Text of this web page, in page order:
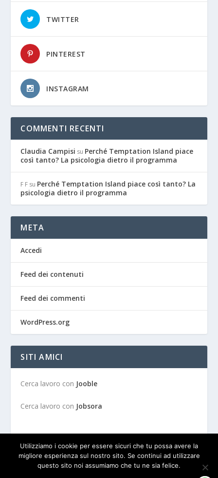
TWITTER
PINTEREST
INSTAGRAM
COMMENTI RECENTI
Claudia Campisi su Perché Temptation Island piace
così tanto? La psicologia dietro il programma
F F su Perché Temptation Island piace così tanto? La
psicologia dietro il programma
META
Accedi
Feed dei contenuti
Feed dei commenti
WordPress.org
SITI AMICI
Cerca lavoro con Jooble
Cerca lavoro con Jobsora
WordPress
Utilizziamo i cookie per essere sicuri che tu possa avere la
migliore esperienza sul nostro sito. Se continui ad utilizzare
questo sito noi assumiamo che tu ne sia felice.